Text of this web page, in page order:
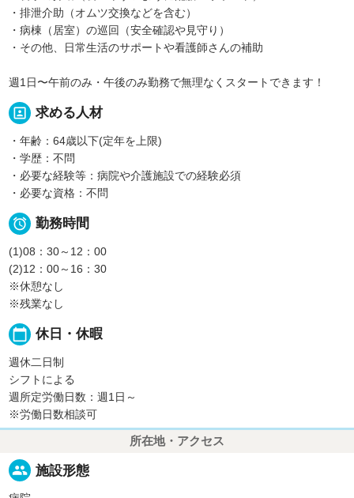
・排泄介助（オムツ交換などを含む）
・病棟（居室）の巡回（安全確認や見守り）
・その他、日常生活のサポートや看護師さんの補助
週1日〜午前のみ・午後のみ勤務で無理なくスタートできます！
portrait 求める人材
・年齢：64歳以下(定年を上限)
・学歴：不問
・必要な経験等：病院や介護施設での経験必須
・必要な資格：不問
 勤務時間
(1)08：30～12：00
(2)12：00～16：30
※休憩なし
※残業なし
calendar_today 休日・休暇
週休二日制
シフトによる
週所定労働日数：週1日～
※労働日数相談可
所在地・アクセス
people 施設形態